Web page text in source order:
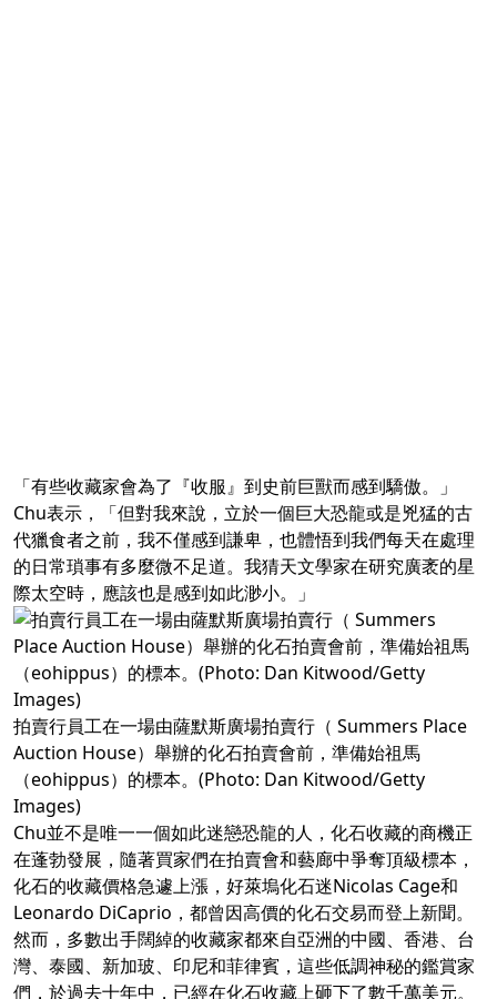
「有些收藏家會為了『收服』到史前巨獸而感到驕傲。」
Chu表示，「但對我來說，立於一個巨大恐龍或是兇猛的古
代獵食者之前，我不僅感到謙卑，也體悟到我們每天在處理
的日常瑣事有多麼微不足道。我猜天文學家在研究廣袤的星
際太空時，應該也是感到如此渺小。」
拍賣行員工在一場由薩默斯廣場拍賣行（ Summers Place
Auction House）舉辦的化石拍賣會前，準備始祖馬
（eohippus）的標本。(Photo: Dan Kitwood/Getty
Images)
Chu並不是唯一一個如此迷戀恐龍的人，化石收藏的商機正
在蓬勃發展，隨著買家們在拍賣會和藝廊中爭奪頂級標本，
化石的收藏價格急遽上漲，好萊塢化石迷Nicolas Cage和
Leonardo DiCaprio，都曾因高價的化石交易而登上新聞。
然而，多數出手闊綽的收藏家都來自亞洲的中國、香港、台
灣、泰國、新加玻、印尼和菲律賓，這些低調神秘的鑑賞家
們，於過去十年中，已經在化石收藏上砸下了數千萬美元。